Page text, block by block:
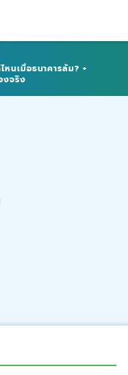
นเมื่อธนาคารล้ม? +
งจริง